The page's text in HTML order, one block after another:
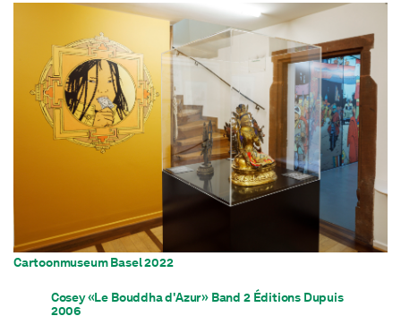
Cartoonmuseum Basel 2022
Cosey «Le Bouddha d'Azur» Band 2 Éditions Dupuis
2006